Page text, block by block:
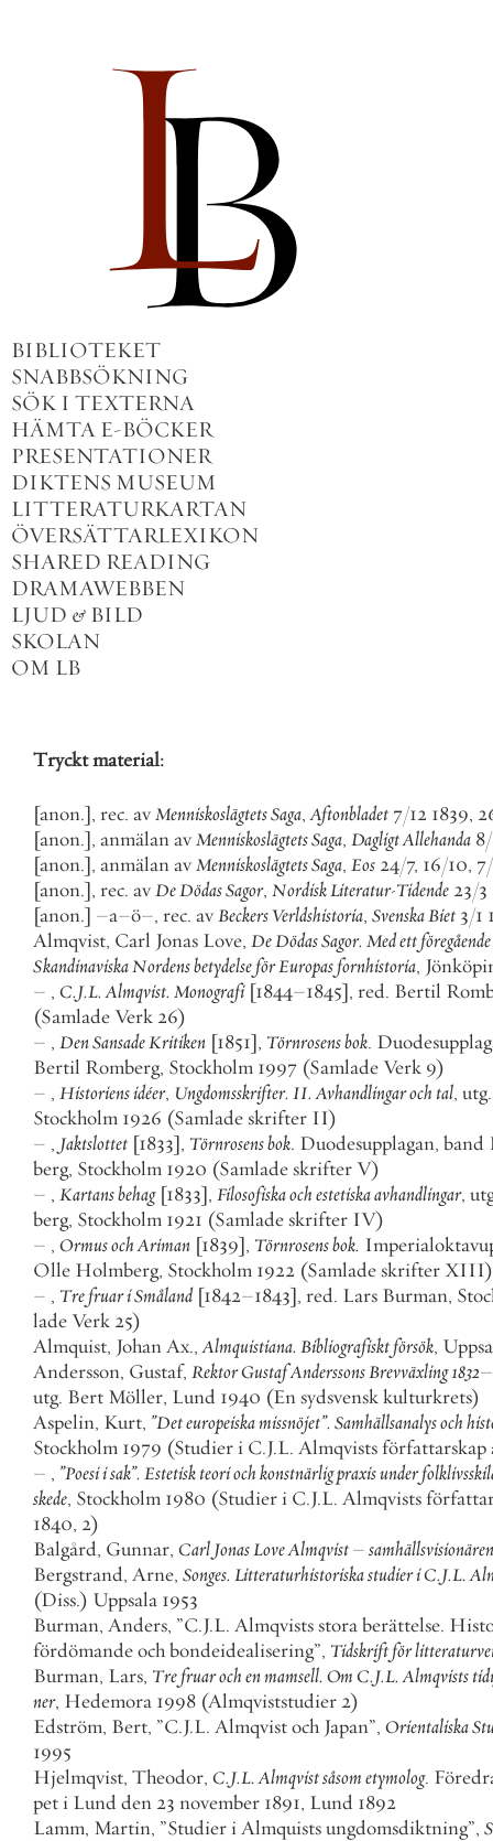
BIBLIOTEKET
SNABBSÖKNING
SÖK I TEXTERNA
HÄMTA E-BÖCKER
PRESENTATIONER
DIKTENS MUSEUM
LITTERATURKARTAN
ÖVERSÄTTARLEXIKON
SHARED READING
DRAMAWEBBEN
LJUD & BILD
SKOLAN
OM LB
Trycktmaterial:
[anon.], rec. avMenniskoslägtetsSaga, Aftonbladet 7/12 1839,
[anon.], anmälanavMenniskoslägtetsSaga, DagligtAllehanda 8/
[anon.], anmälanavMenniskoslägtetsSaga, Eos 24/7, 16/10, 7/
[anon.], rec. avDeDödasSagor, NordiskLiteratur-Tidende 23/3
[anon.] –a–ö–, rec. avBeckersVerldshistoria, SvenskaBiet 3/1
Almqvist, Carl Jonas Love, DeDödasSagor. Medettföregående
SkandinaviskaNordensbetydelseförEuropasfornhistoria,
– , C.J.L. Almqvist. Monografi [1844–1845], red. Bertil
(SamladeVerk 26)
– , DenSansadeKritiken [1851], Törnrosensbok.
Bertil Romberg, Stockholm 1997 (SamladeVerk 9)
– , Historiensidéer, Ungdomsskrifter. II. Avhandlingaroch tal, utg.
Stockholm 1926 (Samladeskrifter II)
– , Jaktslottet [1833], Törnrosensbok. Duodesupplagan, band
berg, Stockholm 1920 (SamladeskrifterV)
– , Kartansbehag [1833], Filosofiskaochestetiskaavhandlingar,
berg, Stockholm 1921 (Samladeskrifter IV)
– , OrmusochAriman [1839], Törnrosensbok.
Olle Holmberg, Stockholm 1922 (Samladeskrifter XIII)
– , TrefruariSmåland [1842–1843], red. Lars Burman,
ladeVerk 25)
Almquist, JohanAx., Almquistiana. Bibliografisktförsök,
Andersson, Gustaf, RektorGustafAnderssonsBrevväxling1832–
utg. Bert Möller, Lund 1940 (Ensydsvenskkulturkrets)
Aspelin, Kurt, ”Deteuropeiskamissnöjet”. Samhällsanalysoch
Stockholm 1979 (Studieri C.J.L. Almqvistsförfattarskap
– , ”Poesiisak”. Estetiskteoriochkonstnärligpraxisunder
skede, Stockholm 1980 (Studieri C.J.L. Almqvists
1840, 2)
Balgård, Gunnar, Carl JonasLoveAlmqvist–samhällsvisionären
Bergstrand, Arne, Songes. LitteraturhistoriskastudieriC.J.L.
(Diss.) Uppsala 1953
Burman, Anders, ”C.J.L. Almqvistsstoraberättelse.
fördömandeochbondeidealisering”, Tidskriftför
Burman, Lars, Trefruarochenmamsell. OmC.J.L. Almqvists
ner, Hedemora 1998 (Almqviststudier 2)
Edström, Bert, ”C.J.L. Almqvistoch Japan”, Orientaliska
1995
Hjelmqvist, Theodor, C.J.L. Almqvistsåsometymolog.
peti Lundden 23 november 1891, Lund 1892
Lamm, Martin, ”StudieriAlmquistsungdomsdiktning”,